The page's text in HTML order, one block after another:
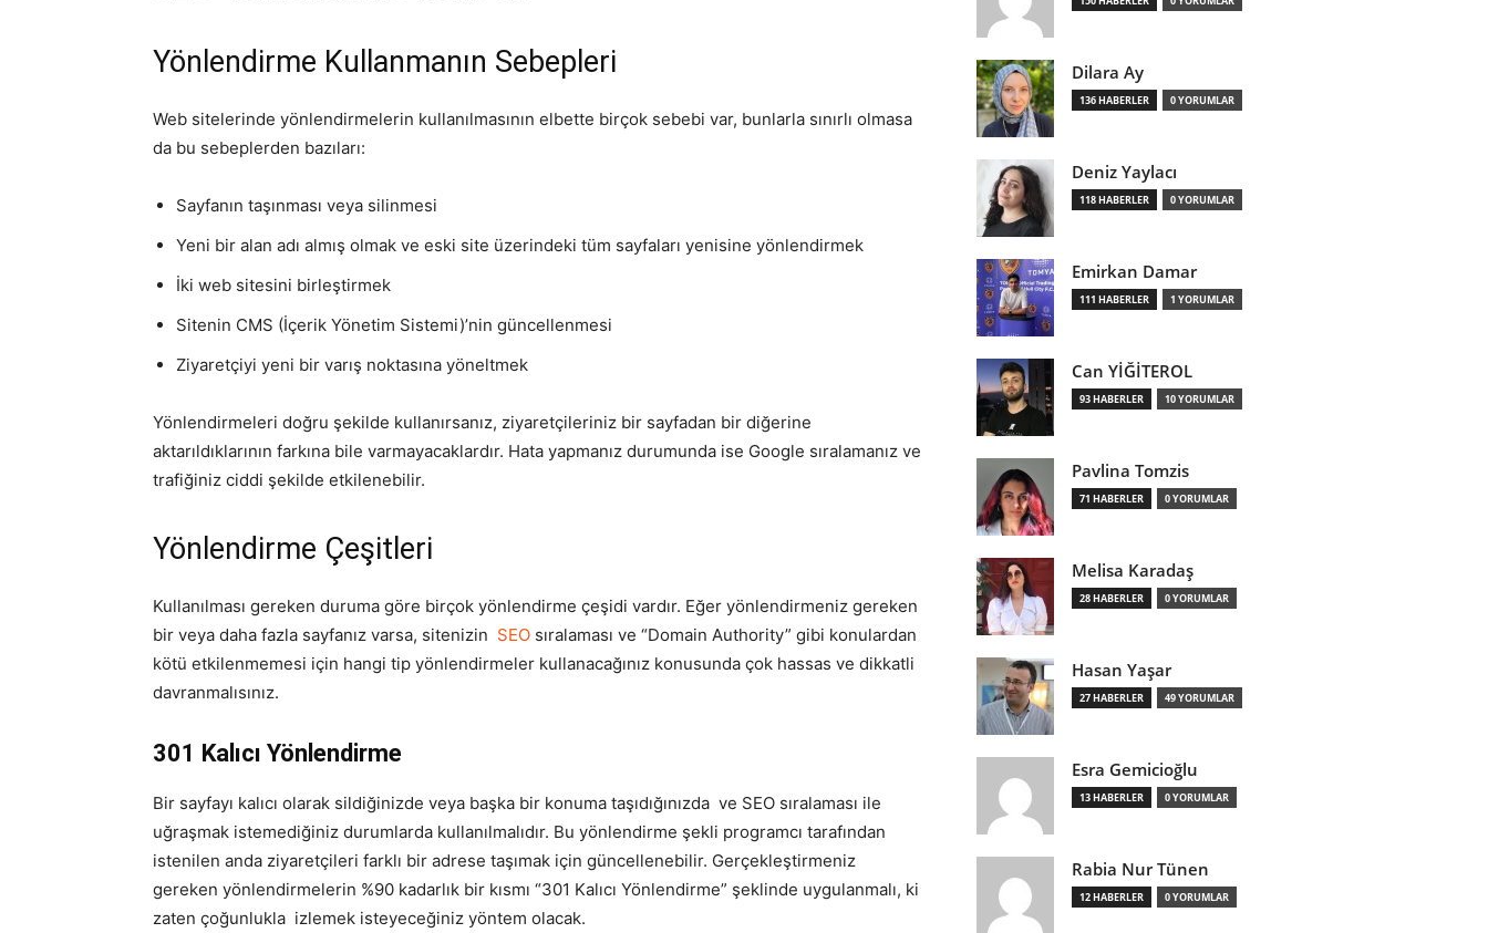
UI/UX
Yönlendirme Kullanmanın Sebepleri
Web sitelerinde yönlendirmelerin kullanılmasının elbette birçok sebebi var, bunlarla sınırlı olmasa
da bu sebeplerden bazıları:
Sayfanın taşınması veya silinmesi
Yeni bir alan adı almış olmak ve eski site üzerindeki tüm sayfaları yenisine yönlendirmek
İki web sitesini birleştirmek
Sitenin CMS (İçerik Yönetim Sistemi)’nin güncellenmesi
Ziyaretçiyi yeni bir varış noktasına yöneltmek
Yönlendirmeleri doğru şekilde kullanırsanız, ziyaretçileriniz bir sayfadan bir diğerine
aktarıldıklarının farkına bile varmayacaklardır. Hata yapmanız durumunda ise Google sıralamanız ve
trafiğiniz ciddi şekilde etkilenebilir.
Yönlendirme Çeşitleri
Kullanılması gereken duruma göre birçok yönlendirme çeşidi vardır. Eğer yönlendirmeniz gereken
bir veya daha fazla sayfanız varsa, sitenizin SEO sıralaması ve “Domain Authority” gibi konulardan
kötü etkilenmemesi için hangi tip yönlendirmeler kullanacağınız konusunda çok hassas ve dikkatli
davranmalısınız.
301 Kalıcı Yönlendirme
Bir sayfayı kalıcı olarak sildiğinizde veya başka bir konuma taşıdığınızda ve SEO sıralaması ile
uğraşmak istemediğiniz durumlarda kullanılmalıdır. Bu yönlendirme şekli programcı tarafından
istenilen anda ziyaretçileri farklı bir adrese taşımak için güncellenebilir. Gerçekleştirmeniz
gereken yönlendirmelerin %90 kadarlık bir kısmı “301 Kalıcı Yönlendirme” şeklinde uygulanmalı, ki
zaten çoğunlukla izlemek isteyeceğiniz yöntem olacak.
Dilara Ay
136 HABERLER 0 YORUMLAR
Deniz Yaylacı
118 HABERLER 0 YORUMLAR
Emirkan Damar
111 HABERLER 1 YORUMLAR
Can YİĞİTEROL
93 HABERLER 10 YORUMLAR
Pavlina Tomzis
71 HABERLER 0 YORUMLAR
Melisa Karadaş
28 HABERLER 0 YORUMLAR
Hasan Yaşar
27 HABERLER 49 YORUMLAR
Esra Gemicioğlu
13 HABERLER 0 YORUMLAR
Rabia Nur Tünen
12 HABERLER 0 YORUMLAR